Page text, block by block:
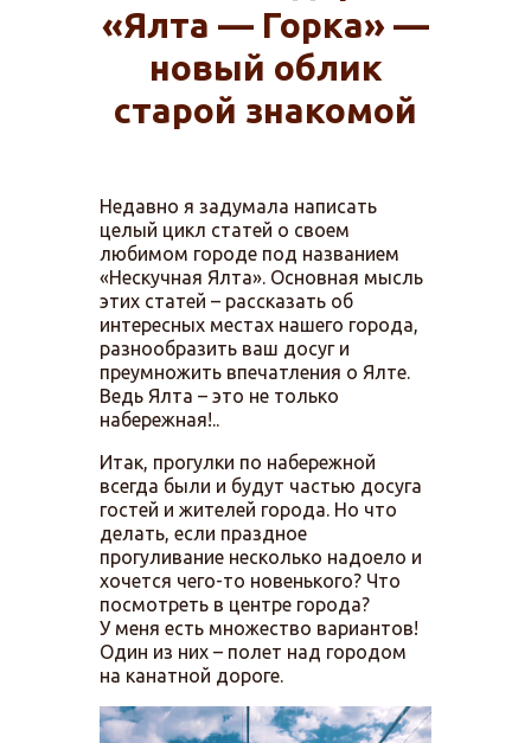
«Ялта — Горка» —
новый облик
старой знакомой
Недавно я задумала написать
целый цикл статей о своем
любимом городе под названием
«Нескучная Ялта». Основная мысль
этих статей – рассказать об
интересных местах нашего города,
разнообразить ваш досуг и
преумножить впечатления о Ялте.
Ведь Ялта – это не только
набережная!..
Итак, прогулки по набережной
всегда были и будут частью досуга
гостей и жителей города. Но что
делать, если праздное
прогуливание несколько надоело и
хочется чего-то новенького? Что
посмотреть в центре города?
У меня есть множество вариантов!
Один из них – полет над городом
на канатной дороге.